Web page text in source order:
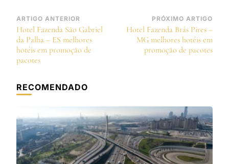
Navegação
de
post
ARTIGO ANTERIOR
Hotel Fazenda São Gabriel
da Palha – ES melhores
hotéis em promoção de
pacotes
PRÓXIMO ARTIGO
Hotel Fazenda Brás Pires –
MG melhores hotéis em
promoção de pacotes
RECOMENDADO